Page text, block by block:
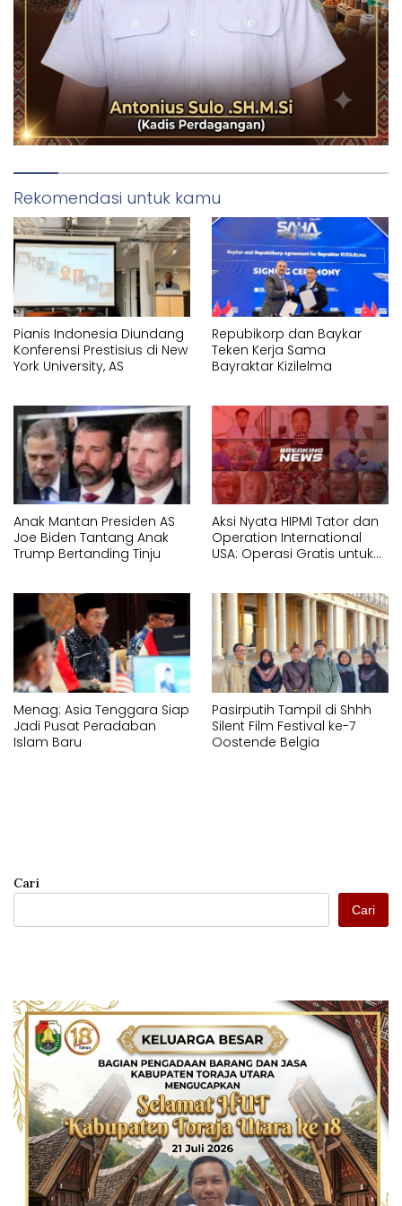
Rekomendasi untuk kamu
Pianis Indonesia Diundang
Konferensi Prestisius di New
York University, AS
Repubikorp dan Baykar
Teken Kerja Sama
Bayraktar Kizilelma
Anak Mantan Presiden AS
Joe Biden Tantang Anak
Trump Bertanding Tinju
Aksi Nyata HIPMI Tator dan
Operation International
USA: Operasi Gratis untuk
2026
Menag: Asia Tenggara Siap
Jadi Pusat Peradaban
Islam Baru
Pasirputih Tampil di Shhh
Silent Film Festival ke-7
Oostende Belgia
Cari
Cari